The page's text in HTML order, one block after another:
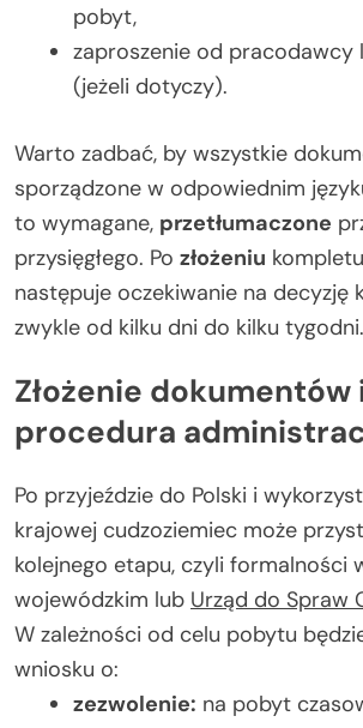
pobyt,
zaproszenie od pracodawcy
(jeżeli dotyczy).
Warto zadbać, by wszystkie
sporządzone w odpowiednim
to wymagane, przetłumaczone
przysięgłego. Po złożeniu
następuje oczekiwanie na decyzję
zwykle od kilku dni do kilku tygodni.
Złożenie dokumentów
procedura
Po przyjeździe do Polski i
krajowej cudzoziemiec może
kolejnego etapu, czyli formalności
wojewódzkim lub Urząd do Spraw
W zależności od celu pobytu
wniosku o:
zezwolenie: na pobyt